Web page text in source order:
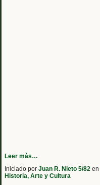
Leer más…
Iniciado por Juan R. Nieto 5/82 en
Historia, Arte y Cultura